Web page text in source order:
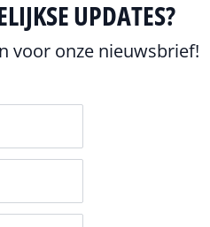
UPDATES?
voor onze nieuwsbrief!